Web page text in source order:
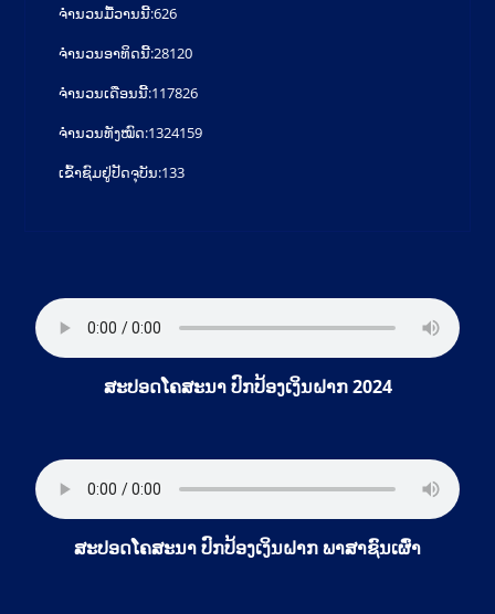
ຈໍານວນມື້ວານນີ້:626
ຈໍານວນອາທິດນີ້:28120
ຈໍານວນເດືອນນີ້:117826
ຈຳນວນທັງໝົດ:1324159
ເຂົ້າຊົມຢູ່ປັດຈຸບັນ:133
ສະປອດໂຄສະນາ ປົກປ້ອງເງິນຝາກ 2024
ສະປອດໂຄສະນາ ປົກປ້ອງເງິນຝາກ ພາສາຊົນເຜົ່າ